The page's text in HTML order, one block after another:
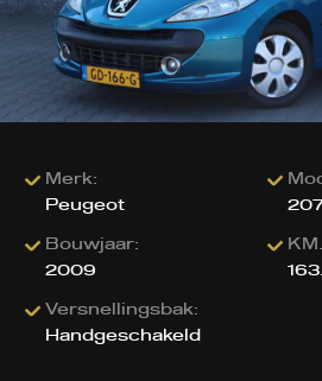
Merk:
Peugeot
Bouwjaar:
2009
Versnellingsbak:
Handgeschakeld